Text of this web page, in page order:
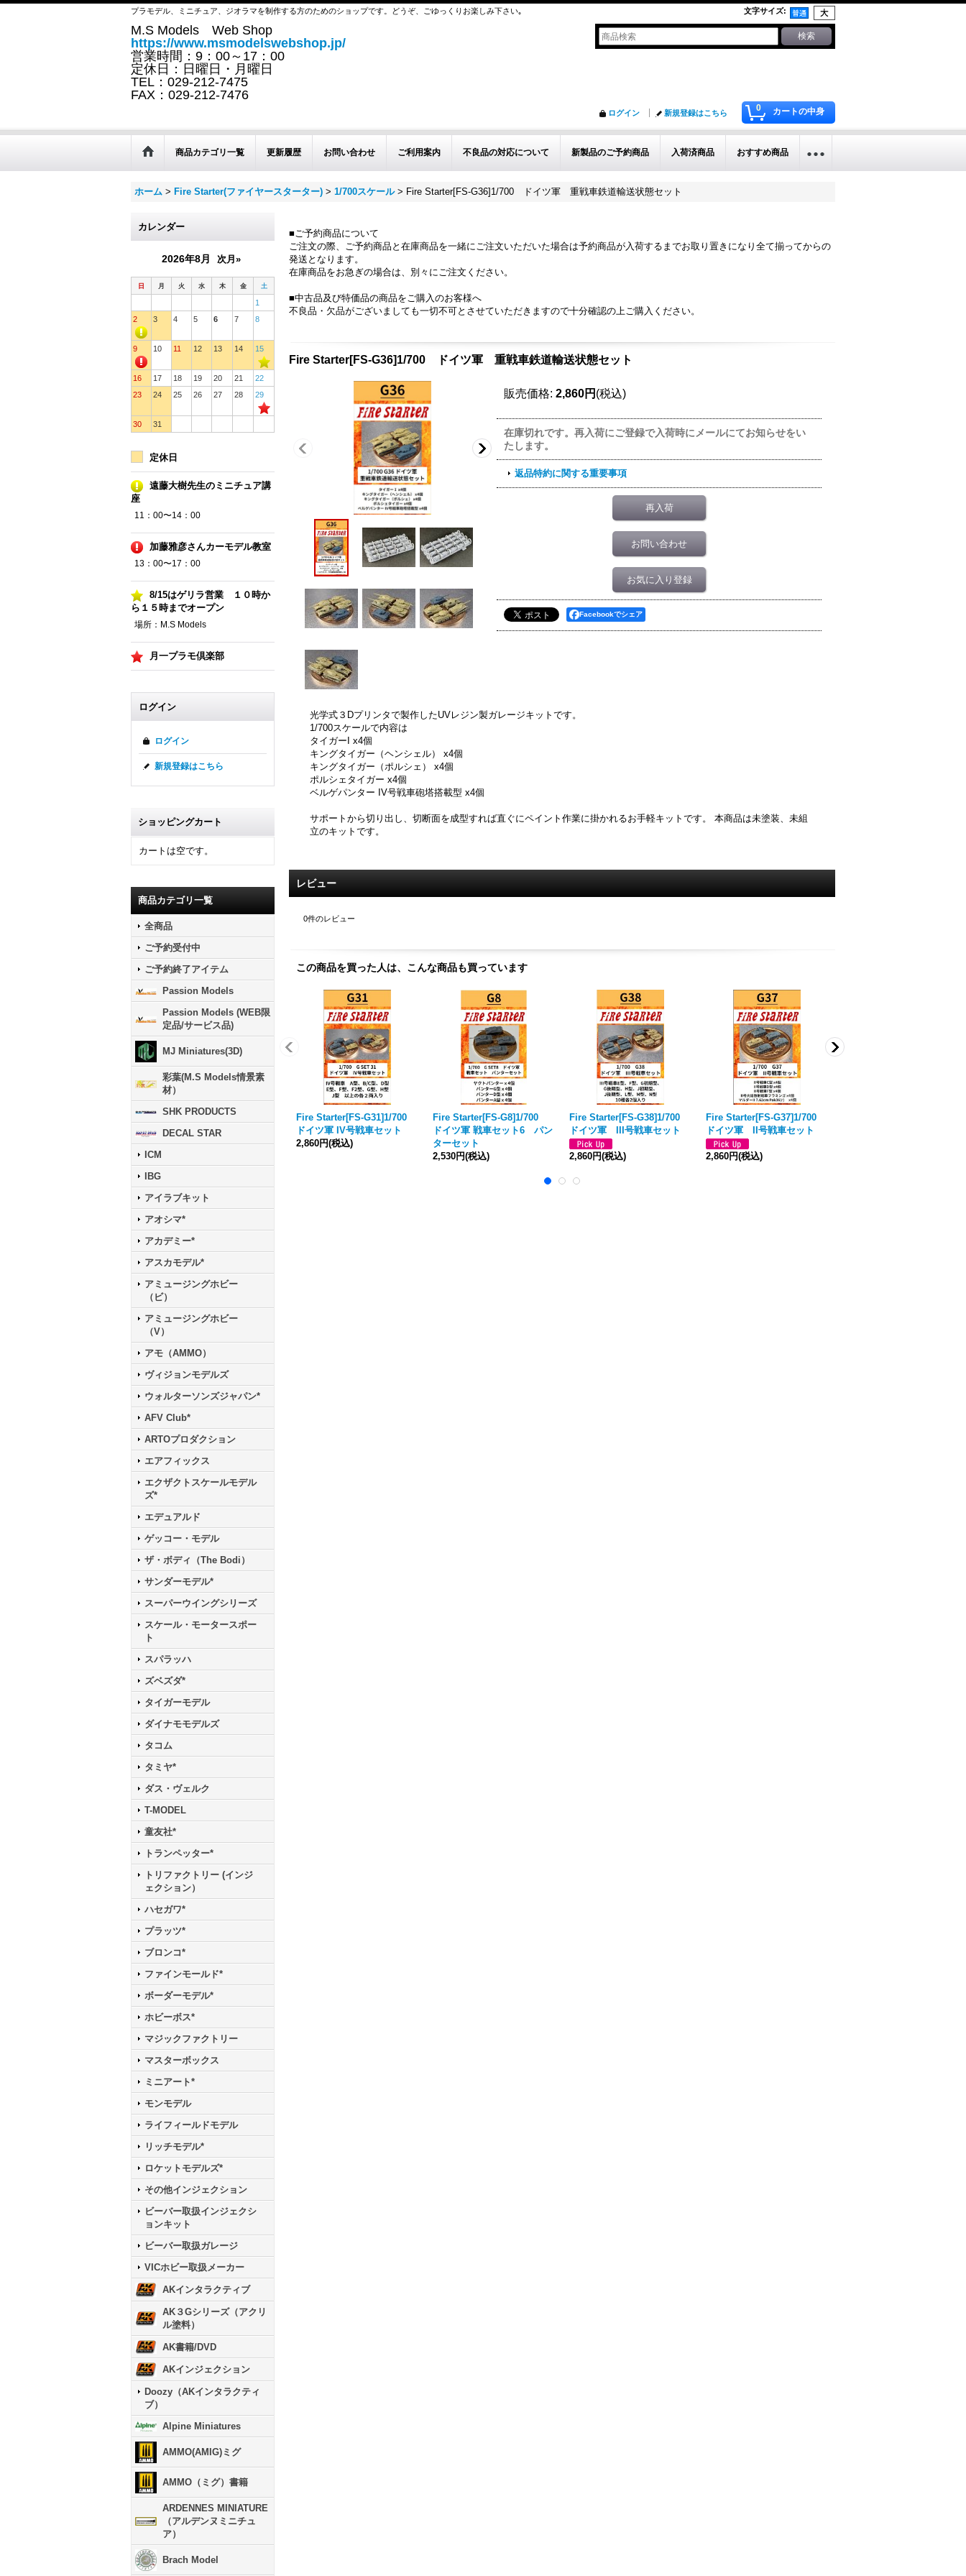
プラモデル、ミニチュア、ジオラマを制作する方のためのショップです。どうぞ、ごゆっくりお楽しみ下さい｡ 文字サイズ:
M.S Models Web Shop
https://www.msmodelswebshop.jp/
営業時間：9：00～17：00
定休日：日曜日・月曜日
TEL：029-212-7475
FAX：029-212-7476
0 カートの中身
ログイン 新規登録はこちら
商品カテゴリ一覧 更新履歴 お問い合わせ ご利用案内 不良品の対応について 新製品のご予約商品 入荷済商品 おすすめ商品
ホーム > Fire Starter(ファイヤースターター) > 1/700スケール > Fire Starter[FS-G36]1/700 ドイツ軍 重戦車鉄道輸送状態セット
カレンダー
2026年8月 次月»
日 月 火 水 木 金 土
1
2
3 4 5 6 7 8
9 10 11 12 13 14 15
16 17 18 19 20 21
22
23
24 25 26 27 28 29
30 31
定休日
遠藤大樹先生のミニチュア講
座
11：00〜14：00
加藤雅彦さんカーモデル教室
13：00〜17：00
8/15はゲリラ営業 １０時か
ら１５時までオープン
場所：M.S Models
月一プラモ倶楽部
ログイン
ログイン
新規登録はこちら
ショッピングカート
カートは空です。
商品カテゴリ一覧
全商品
ご予約受付中
ご予約終了アイテム
Passion Models
Passion Models (WEB限
定品/サービス品)
MJ Miniatures(3D)
彩葉(M.S Models情景素
材）
SHK PRODUCTS
DECAL STAR
ICM
IBG
アイラブキット
アオシマ*
アカデミー*
アスカモデル*
アミュージングホビー
（ビ）
アミュージングホビー
（V）
アモ（AMMO）
ヴィジョンモデルズ
ウォルターソンズジャパン*
AFV Club*
ARTOプロダクション
エアフィックス
エクザクトスケールモデル
ズ*
エデュアルド
ゲッコー・モデル
ザ・ボディ（The Bodi）
サンダーモデル*
スーパーウイングシリーズ
スケール・モータースポー
ト
スパラッハ
ズベズダ*
タイガーモデル
ダイナモモデルズ
タコム
タミヤ*
ダス・ヴェルク
T-MODEL
童友社*
トランペッター*
トリファクトリー (インジ
ェクション）
ハセガワ*
プラッツ*
ブロンコ*
ファインモールド*
ボーダーモデル*
ホビーボス*
マジックファクトリー
マスターボックス
ミニアート*
モンモデル
ライフィールドモデル
リッチモデル*
ロケットモデルズ*
その他インジェクション
ビーバー取扱インジェクシ
ョンキット
ビーバー取扱ガレージ
VICホビー取扱メーカー
AKインタラクティブ
AK３Gシリーズ（アクリ
ル塗料）
AK書籍/DVD
AKインジェクション
Doozy（AKインタラクティ
ブ）
Alpine Miniatures
AMMO(AMIG)ミグ
AMMO（ミグ）書籍
ARDENNES MINIATURE
（アルデンヌミニチュ
ア）
Brach Model
■ご予約商品について
ご注文の際、ご予約商品と在庫商品を一緒にご注文いただいた場合は予約商品が入荷するまでお取り置きになり全て揃ってからの
発送となります。
在庫商品をお急ぎの場合は、別々にご注文ください。
■中古品及び特価品の商品をご購入のお客様へ
不良品・欠品がございましても一切不可とさせていただきますので十分確認の上ご購入ください。
Fire Starter[FS-G36]1/700 ドイツ軍 重戦車鉄道輸送状態セット
販売価格: 2,860円 (税込)
在庫切れです。再入荷にご登録で入荷時にメールにてお知らせをい
たします。
返品特約に関する重要事項
再入荷
お問い合わせ
お気に入り登録
Facebookでシェア
光学式３Dプリンタで製作したUVレジン製ガレージキットです。
1/700スケールで内容は
タイガーI x4個
キングタイガー（ヘンシェル） x4個
キングタイガー（ポルシェ） x4個
ポルシェタイガー x4個
ベルゲパンター IV号戦車砲塔搭載型 x4個
サポートから切り出し、切断面を成型すれば直ぐにペイント作業に掛かれるお手軽キットです。 本商品は未塗装、未組
立のキットです。
レビュー
0件のレビュー
この商品を買った人は、こんな商品も買っています
Fire Starter[FS-G31]1/700
ドイツ軍 IV号戦車セット
2,860円(税込)
Fire Starter[FS-G8]1/700
ドイツ軍 戦車セット6 パン
ターセット
2,530円(税込)
Fire Starter[FS-G38]1/700
ドイツ軍 III号戦車セット
2,860円(税込)
Fire Starter[FS-G37]1/700
ドイツ軍 II号戦車セット
2,860円(税込)